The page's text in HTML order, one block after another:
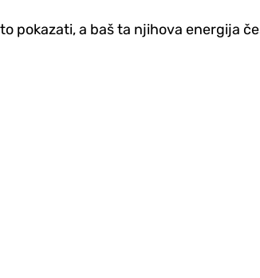
pokazati, a baš ta njihova energija